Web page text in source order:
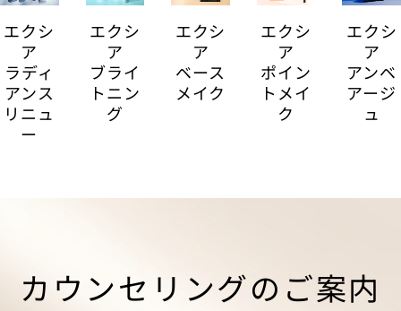
エクシ
ア
ラディ
アンス
リニュ
ー
エクシ
ア
ブライ
トニン
グ
エクシ
ア
ベース
メイク
エクシ
ア
ポイン
トメイ
ク
エクシ
ア
アンベ
アージ
ュ
カウンセリングのご案内